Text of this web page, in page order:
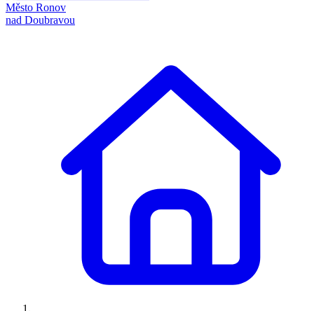
Město Ronov
nad Doubravou